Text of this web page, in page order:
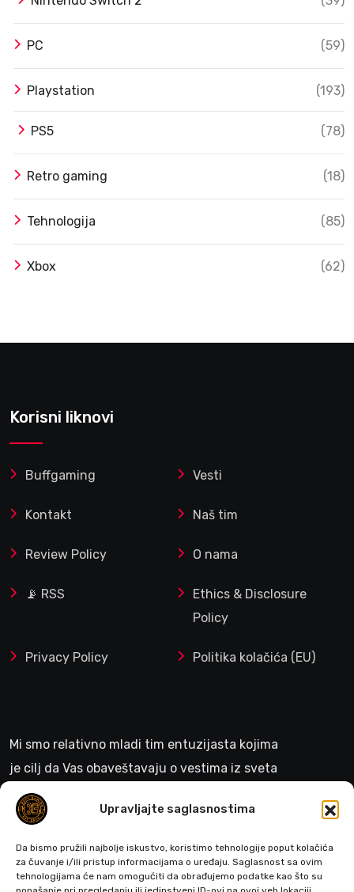
Upravljajte saglasnostima
Da bismo pružili najbolje iskustvo, koristimo tehnologije poput kolačića
za čuvanje i/ili pristup informacijama o uređaju. Saglasnost sa ovim
tehnologijama će nam omogućiti da obrađujemo podatke kao što su
PC (59)
Playstation (193)
PS5 (78)
Retro gaming (18)
Tehnologija (85)
Xbox (62)
Korisni liknovi
Buffgaming Vesti
Kontakt Naš tim
Review Policy O nama
📡 RSS
Ethics & Disclosure
Policy
Privacy Policy Politika kolačića (EU)
Mi smo relativno mladi tim entuzijasta kojima
je cilj da Vas obaveštavaju o vestima iz sveta
gejminga
>